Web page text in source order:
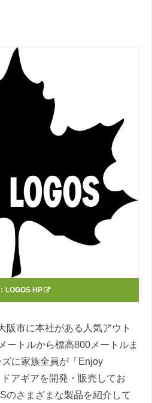
LOGOS HP
阪市に本社がある人気アウト
ートルから標高800メートルま
に家族全員が「Enjoy
アギアを開発・販売してお
のさまざまな製品を紹介して